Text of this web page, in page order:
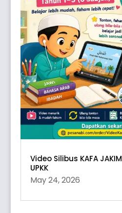
Video Silibus KAFA
UPKK
May 24, 2026